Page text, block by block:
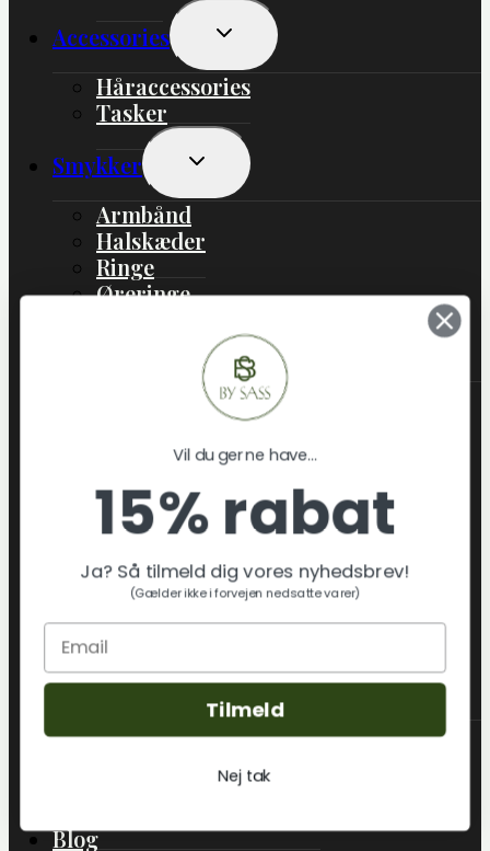
Accessories
Skift
Undermenu
Håraccessories
Tasker
Smykker
Skift
Undermenu
Armbånd
Halskæder
Ringe
Øreringe
Undermenu
Nyheder – Bolig
Keramikflag
Vaser/Skjulere
Boliginteriør
Lamper
Gaveideer
Om os
Skift
Undermenu
Hvem er By Sass
Tekstilmaterialer & certificeringer
Blog
Vil du gerne have...
15% rabat
Ja? Så tilmeld dig vores nyhedsbrev!
(Gælder ikke i forvejen nedsatte varer)
Tilmeld
Nej tak